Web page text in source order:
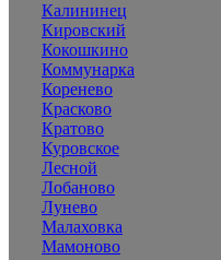
Калининец
Кировский
Кокошкино
Коммунарка
Коренево
Красково
Кратово
Куровское
Лесной
Лобаново
Лунево
Малаховка
Мамоново